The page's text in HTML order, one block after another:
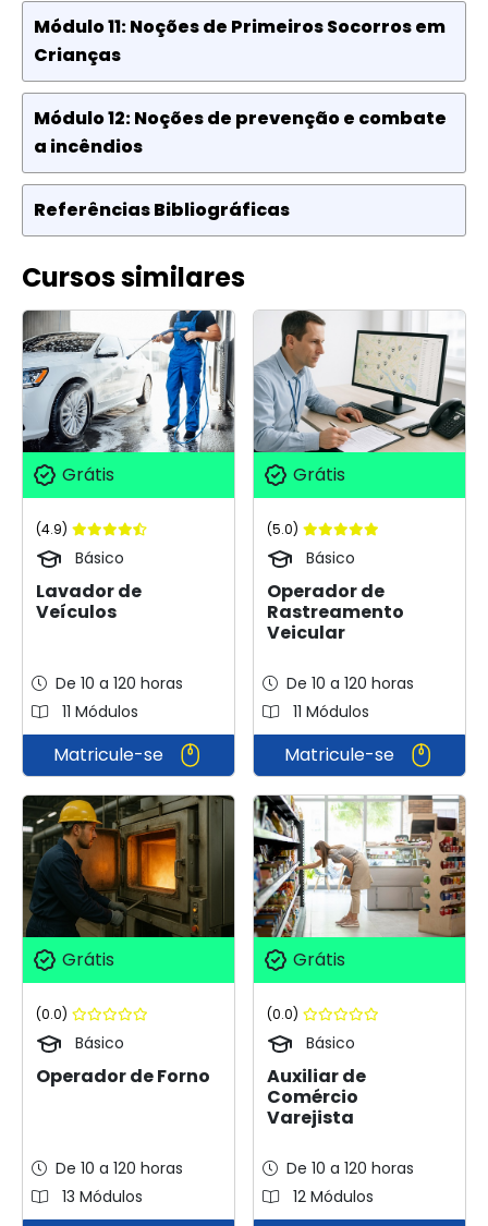
Módulo 11: Noções de Primeiros Socorros em
Crianças
Módulo 12: Noções de prevenção e combate
a incêndios
Referências Bibliográficas
Cursos similares
Grátis
(4.9)
Básico
Lavador de
Veículos
De 10 a 120 horas
11 Módulos
Matricule-se
Grátis
(5.0)
Básico
Operador de
Rastreamento
Veicular
De 10 a 120 horas
11 Módulos
Matricule-se
Grátis
(0.0)
Básico
Operador de Forno
De 10 a 120 horas
13 Módulos
Grátis
(0.0)
Básico
Auxiliar de
Comércio
Varejista
De 10 a 120 horas
12 Módulos